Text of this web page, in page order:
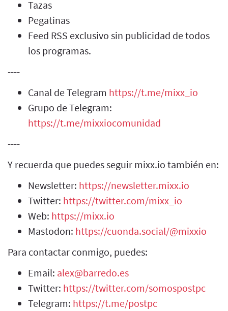
Tazas
Pegatinas
Feed RSS exclusivo sin publicidad de todos
los programas.
----
Canal de Telegram https://t.me/mixx_io
Grupo de Telegram:
https://t.me/mixxiocomunidad
----
Y recuerda que puedes seguir mixx.io también en:
Newsletter: https://newsletter.mixx.io
Twitter: https://twitter.com/mixx_io
Web: https://mixx.io
Mastodon: https://cuonda.social/@mixxio
Para contactar conmigo, puedes:
Email: alex@barredo.es
Twitter: https://twitter.com/somospostpc
Telegram: https://t.me/postpc